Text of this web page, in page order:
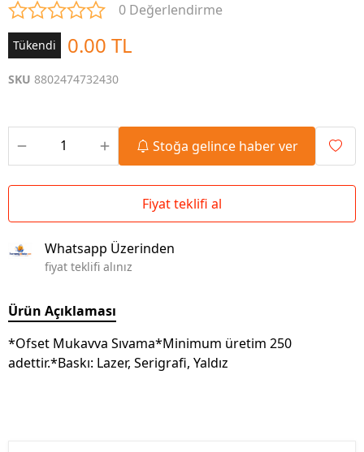
0 Değerlendirme
Tükendi 0.00 TL
SKU 8802474732430
Stoğa gelince haber ver
Fiyat teklifi al
Whatsapp Üzerinden
fiyat teklifi alınız
Ürün Açıklaması
*Ofset Mukavva Sıvama*Minimum üretim 250
adettir.*Baskı: Lazer, Serigrafi, Yaldız